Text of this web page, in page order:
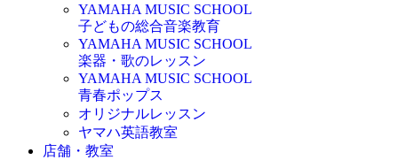
YAMAHA MUSIC SCHOOL
子どもの総合音楽教育
YAMAHA MUSIC SCHOOL
楽器・歌のレッスン
YAMAHA MUSIC SCHOOL
青春ポップス
オリジナルレッスン
ヤマハ英語教室
店舗・教室